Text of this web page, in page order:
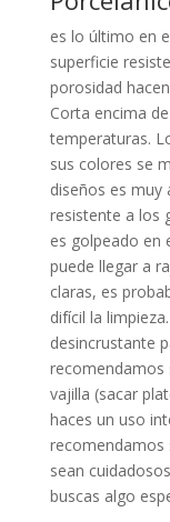
es lo último en
superficie
porosidad
Corta encima
temperaturas.
sus colores se
diseños es muy
resistente a los
es golpeado en
puede llegar a
claras, es
difícil la
desincrustante
recomendamos
vajilla (sacar
haces un uso
recomendamos
sean
buscas algo